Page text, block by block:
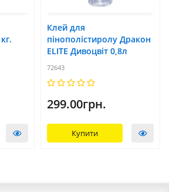
Клей для
пінополістиролу Дракон
ELITE Дивоцвіт 0,8л
72643
299.00грн.
Купити